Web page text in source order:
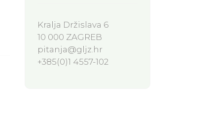
Kralja Držislava 6
10 000 ZAGREB
pitanja@gljz.hr
+385(0)1 4557-102